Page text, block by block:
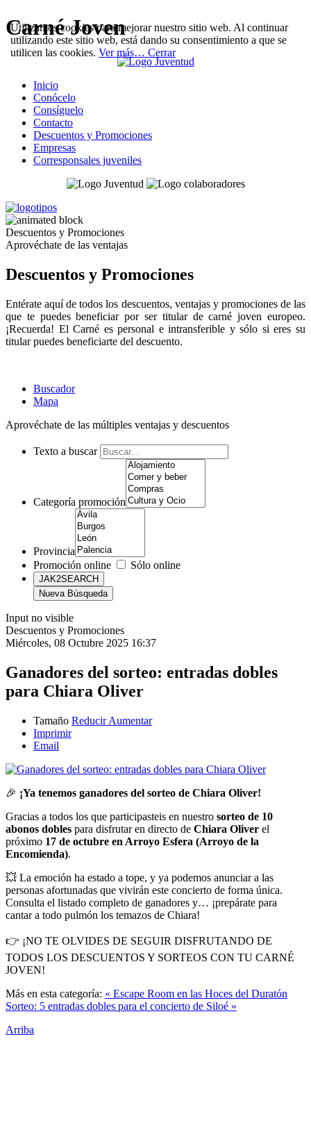
Carné Joven
Inicio
Conócelo
Consíguelo
Contacto
Descuentos y Promociones
Empresas
Corresponsales juveniles
Descuentos y Promociones
Aprovéchate de las ventajas
Descuentos y Promociones
Entérate aquí de todos los descuentos, ventajas y promociones de las
que te puedes beneficiar por ser titular de carné joven europeo.
¡Recuerda! El Carné es personal e intransferible y sólo si eres su
titular puedes beneficiarte del descuento.
Buscador
Mapa
Aprovéchate de las múltiples ventajas y descuentos
Texto a buscar
Categoría promoción
Provincia
Promoción online
Sólo online
Input no visible
Descuentos y Promociones
Miércoles, 08 Octubre 2025 16:37
Ganadores del sorteo: entradas dobles
para Chiara Oliver
Tamaño Reducir Aumentar
Imprimir
Email
🎉 ¡Ya tenemos ganadores del sorteo de Chiara Oliver!
Gracias a todos los que participasteis en nuestro sorteo de 10
abonos dobles para disfrutar en directo de Chiara Oliver el
próximo 17 de octubre en Arroyo Esfera (Arroyo de la
Encomienda).
💥 La emoción ha estado a tope, y ya podemos anunciar a las
personas afortunadas que vivirán este concierto de forma única.
Consulta el listado completo de ganadores y… ¡prepárate para
cantar a todo pulmón los temazos de Chiara!
👉 ¡NO TE OLVIDES DE SEGUIR DISFRUTANDO DE
TODOS LOS DESCUENTOS Y SORTEOS CON TU CARNÉ
JOVEN!
Más en esta categoría: « Escape Room en las Hoces del Duratón
Sorteo: 5 entradas dobles para el concierto de Siloé »
Arriba
Utilizamos cookies para mejorar nuestro sitio web. Al continuar
utilizando este sitio web, está dando su consentimiento a que se
utilicen las cookies. Ver más… Cerrar